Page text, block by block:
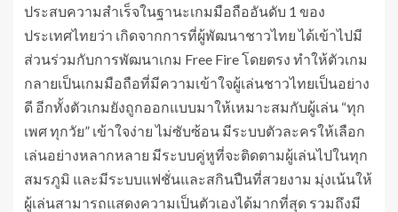
ประสบความสำเร็จในฐานะเกมมือถืออันดับ 1 ของ
ประเทศไทยว่า เกิดจากการที่ผู้พัฒนาชาวไทย ได้เข้าไปมี
ส่วนร่วมกับการพัฒนาเกม Free Fire โดยตรง ทำให้ตัวเกม
กลายเป็นเกมมือถือที่มีความเข้าใจผู้เล่นชาวไทยเป็นอย่าง
ดี อีกทั้งตัวเกมยังถูกออกแบบมาให้เหมาะสมกับผู้เล่น “ทุก
เพศ ทุกวัย” เข้าใจง่าย ไม่ซับซ้อน มีระบบตัวละครให้เลือก
เล่นอย่างหลากหลาย มีระบบคู่หูที่จะติดตามผู้เล่นไปในทุก
สมรภูมิ และมีระบบแฟชั่นและสกินปืนที่สวยงาม มุ่งเน้นให้
ผู้เล่นสามารถแสดงความเป็นตัวเองได้มากที่สุด รวมถึงมี